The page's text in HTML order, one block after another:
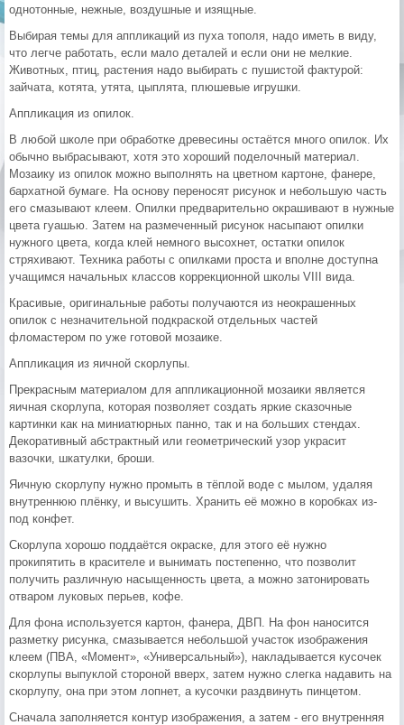
однотонные, нежные, воздушные и изящные.
Выбирая темы для аппликаций из пуха тополя, надо иметь в виду,
что легче работать, если мало деталей и если они не мелкие.
Животных, птиц, растения надо выбирать с пушистой фактурой:
зайчата, котята, утята, цыплята, плюшевые игрушки.
Аппликация из опилок.
В любой школе при обработке древесины остаётся много опилок. Их
обычно выбрасывают, хотя это хороший поделочный материал.
Мозаику из опилок можно выполнять на цветном картоне, фанере,
бархатной бумаге. На основу переносят рисунок и небольшую часть
его смазывают клеем. Опилки предварительно окрашивают в нужные
цвета гуашью. Затем на размеченный рисунок насыпают опилки
нужного цвета, когда клей немного высохнет, остатки опилок
стряхивают. Техника работы с опилками проста и вполне доступна
учащимся начальных классов коррекционной школы VIII вида.
Красивые, оригинальные работы получаются из неокрашенных
опилок с незначительной подкраской отдельных частей
фломастером по уже готовой мозаике.
Аппликация из яичной скорлупы.
Прекрасным материалом для аппликационной мозаики является
яичная скорлупа, которая позволяет создать яркие сказочные
картинки как на миниатюрных панно, так и на больших стендах.
Декоративный абстрактный или геометрический узор украсит
вазочки, шкатулки, броши.
Яичную скорлупу нужно промыть в тёплой воде с мылом, удаляя
внутреннюю плёнку, и высушить. Хранить её можно в коробках из-
под конфет.
Скорлупа хорошо поддаётся окраске, для этого её нужно
прокипятить в красителе и вынимать постепенно, что позволит
получить различную насыщенность цвета, а можно затонировать
отваром луковых перьев, кофе.
Для фона используется картон, фанера, ДВП. На фон наносится
разметку рисунка, смазывается небольшой участок изображения
клеем (ПВА, «Момент», «Универсальный»), накладывается кусочек
скорлупы выпуклой стороной вверх, затем нужно слегка надавить на
скорлупу, она при этом лопнет, а кусочки раздвинуть пинцетом.
Сначала заполняется контур изображения, а затем - его внутренняя